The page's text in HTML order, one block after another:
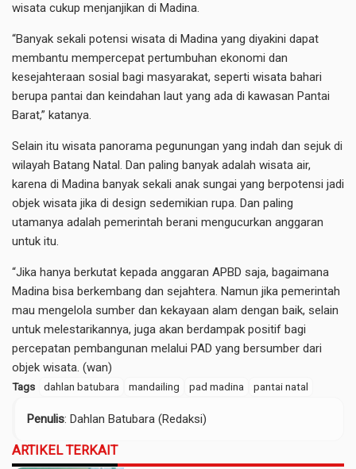
wisata cukup menjanjikan di Madina.
“Banyak sekali potensi wisata di Madina yang diyakini dapat
membantu mempercepat pertumbuhan ekonomi dan
kesejahteraan sosial bagi masyarakat, seperti wisata bahari
berupa pantai dan keindahan laut yang ada di kawasan Pantai
Barat,” katanya.
Selain itu wisata panorama pegunungan yang indah dan sejuk di
wilayah Batang Natal. Dan paling banyak adalah wisata air,
karena di Madina banyak sekali anak sungai yang berpotensi jadi
objek wisata jika di design sedemikian rupa. Dan paling
utamanya adalah pemerintah berani mengucurkan anggaran
untuk itu.
“Jika hanya berkutat kepada anggaran APBD saja, bagaimana
Madina bisa berkembang dan sejahtera. Namun jika pemerintah
mau mengelola sumber dan kekayaan alam dengan baik, selain
untuk melestarikannya, juga akan berdampak positif bagi
percepatan pembangunan melalui PAD yang bersumber dari
objek wisata. (wan)
Tags dahlan batubara mandailing pad madina pantai natal
Penulis: Dahlan Batubara (Redaksi)
ARTIKEL TERKAIT